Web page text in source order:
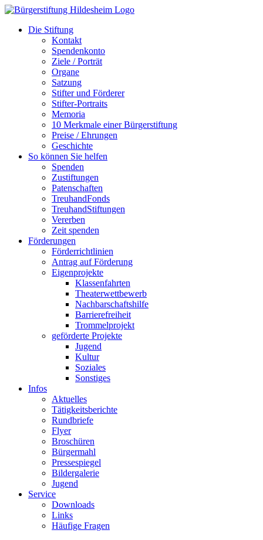
Zum
springenDie Stiftung
Kontakt
Spendenkonto
Ziele / Porträt
Organe
Satzung
Stifter und Förderer
Stifter-Portraits
Memoria
10 Merkmale einer Bürgerstiftung
Preise / Ehrungen
Geschichte
So können Sie helfen
Spenden
Zustiftungen
Patenschaften
TreuhandFonds
TreuhandStiftungen
Vererben
Zeit spenden
Förderungen
Förderrichtlinien
Antrag auf Förderung
Eigenprojekte
Klassenfahrten
Theaterwettbewerb
Nachbarschaftshilfe
Barrierefreiheit
Trommelprojekt
geförderte Projekte
Jugend
Kultur
Soziales
Sonstiges
Infos
Aktuelles
Tätigkeitsberichte
Rundbriefe
Flyer
Broschüren
Bürgermahl
Pressespiegel
Bildergalerie
Jugend
Service
Downloads
Links
Häufige Fragen